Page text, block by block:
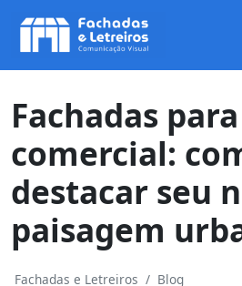
Fachadas
comercial:
destacar seu
paisagem
Fachadas e Letreiros
Blog